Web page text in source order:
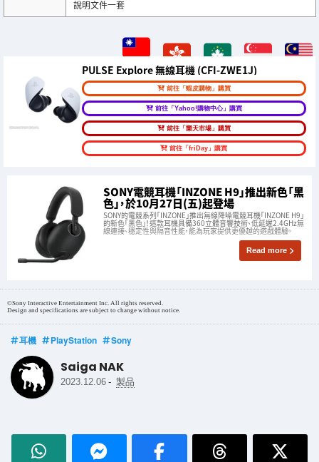
說明文件一套
PULSE Explore 無線耳機 (CFI-ZWE1J)
前往「蝦皮購物」購買
前往「Yahoo!購物中心」購買
前往「樂天市場」購買
前往「friDay」購買
SONY電競耳機「INZONE H9」推出新色「黑
色」，於10月27日(五)起登場
SONY的電競系列「INZONE」推出無線降噪電競耳機「INZONE H9」
的新色「黑色」！這款耳機具備360立體音響技術、低延遲2.4GHz無
線連接、穩定性與隔音性能，能為玩家提供更優越的遊戲體驗。
Read more
©Sony Interactive Entertainment Inc. All rights reserved.
Design and specifications are subject to change without notice.
耳機 PlayStation Sony
Saiga NAK
2023.12.06 - 製品